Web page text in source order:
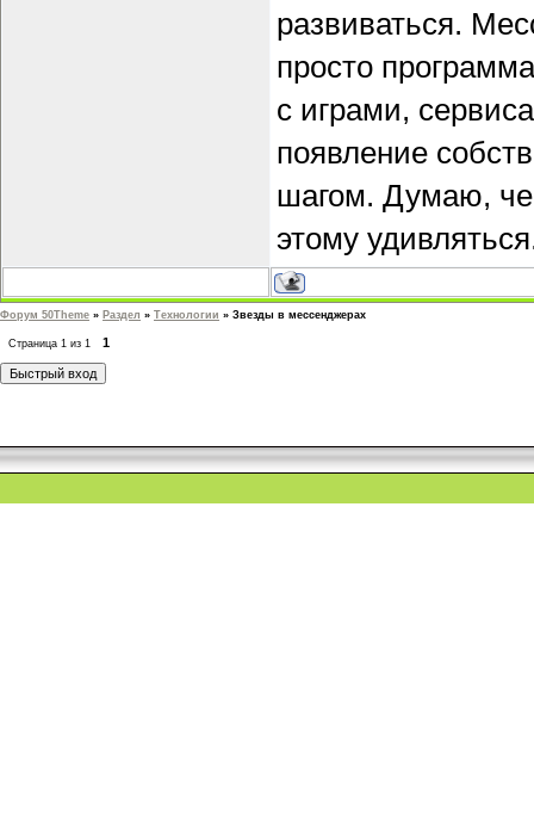
развиваться.
просто
с играми,
появление
шагом. Думаю,
этому
Форум 50Theme » Раздел » Технологии » Звезды в мессенджерах
Страница 1 из 1 1